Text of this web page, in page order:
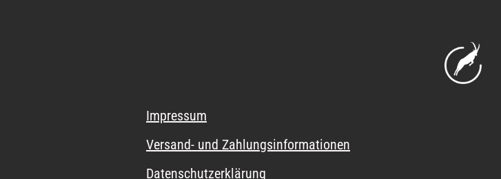
Impressum
Versand- und Zahlungsinformationen
Datenschutzerklärung